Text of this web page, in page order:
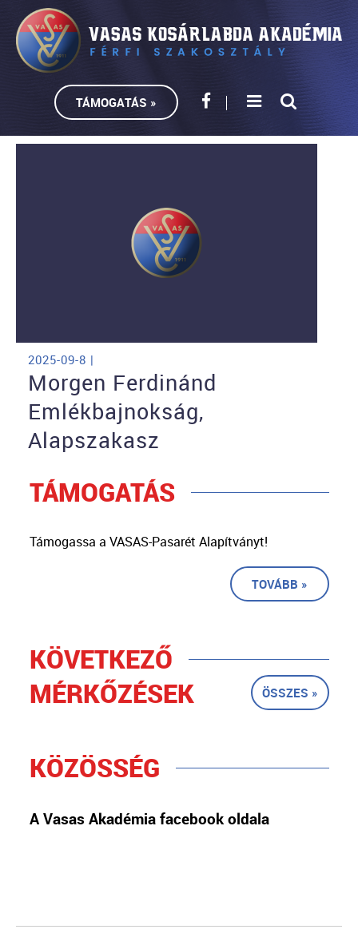
TÁMOGATÁS »
2025-09-8 |
Morgen Ferdinánd
Emlékbajnokság,
Alapszakasz
TÁMOGATÁS
Támogassa a VASAS-Pasarét Alapítványt!
TOVÁBB »
KÖVETKEZŐ
MÉRKŐZÉSEK
ÖSSZES »
KÖZÖSSÉG
A Vasas Akadémia facebook oldala